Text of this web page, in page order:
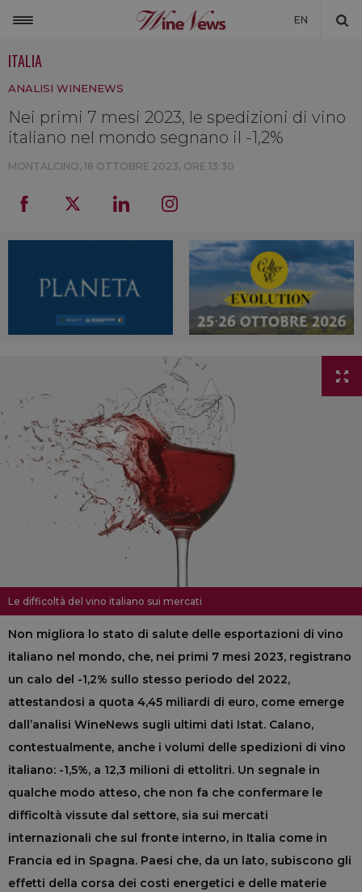
EN
NON SOLO VINO
WINENEWS TV
ITALIA
ANALISI WINENEWS
Nei primi 7 mesi 2023, le spedizioni di vino
italiano nel mondo segnano il -1,2%
MONTALCINO, 18 OTTOBRE 2023, ORE 13:30
Le difficoltà del vino italiano sui mercati
Non migliora lo stato di salute delle esportazioni di vino
italiano nel mondo, che, nei primi 7 mesi 2023, registrano
un calo del -1,2% sullo stesso periodo del 2022,
attestandosi a quota 4,45 miliardi di euro, come emerge
dall’analisi WineNews sugli ultimi dati Istat. Calano,
contestualmente, anche i volumi delle spedizioni di vino
italiano: -1,5%, a 12,3 milioni di ettolitri. Un segnale in
qualche modo atteso, che non fa che confermare le
difficoltà vissute dal settore, sia sui mercati
internazionali che sul fronte interno, in Italia come in
Francia ed in Spagna. Paesi che, da un lato, subiscono gli
effetti della corsa dei costi energetici e delle materie